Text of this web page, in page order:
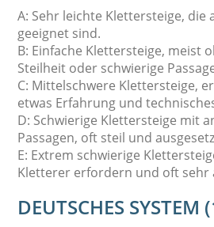
A: Sehr leichte Klettersteige, die
geeignet sind.
B: Einfache Klettersteige, meist
Steilheit oder schwierige
C: Mittelschwere Klettersteige,
etwas Erfahrung und
D: Schwierige Klettersteige mit
Passagen, oft steil und
E: Extrem schwierige
Kletterer erfordern und oft sehr
DEUTSCHES SYSTEM